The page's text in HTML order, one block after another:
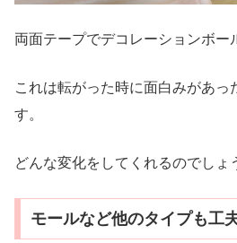
両面テープでデコレーションボー
これは転がった時に面白みがあっ
す。
どんな変化をしてくれるのでしょ
モールなど他のタイプも工